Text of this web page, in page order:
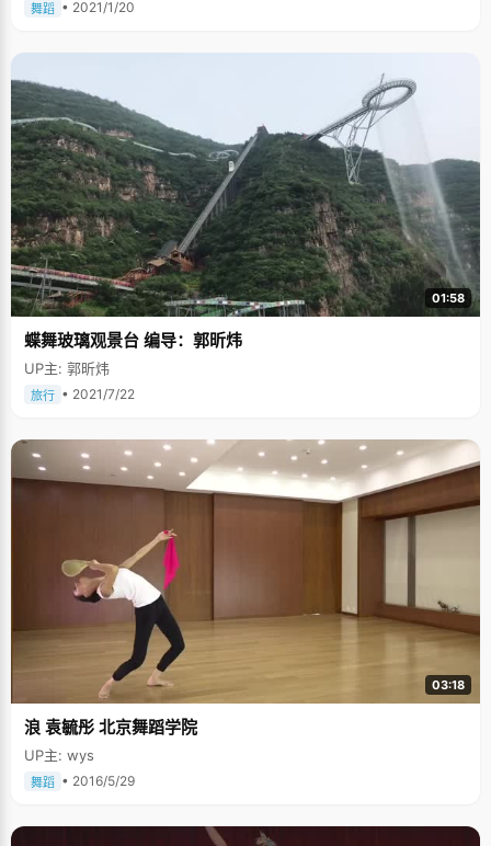
舞蹈 • 2021/1/20
01:58
蝶舞玻璃观景台 编导：郭昕炜
UP主: 郭昕炜
旅行 • 2021/7/22
03:18
浪 袁毓彤 北京舞蹈学院
UP主: wys
舞蹈 • 2016/5/29